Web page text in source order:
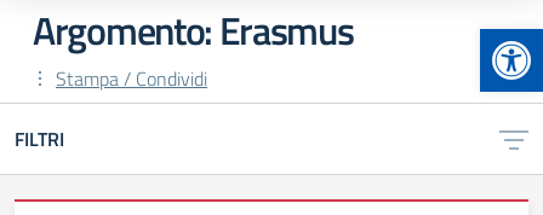
Argomento: Erasmus
Stampa / Condividi
FILTRI